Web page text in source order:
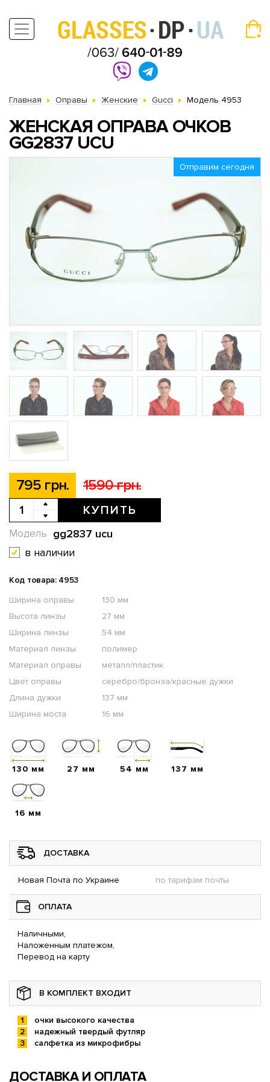
Главная Оправы Женские Gucci Модель 4953
ЖЕНСКАЯ ОПРАВА ОЧКОВ
GG2837 UCU
Отправим сегодня
795 грн. 1590 грн.
КУПИТЬ
gg2837 ucu
Модель
в наличии
Код товара: 4953
Ширина оправы
130 мм
Высота линзы
27 мм
Ширина линзы
54 мм
Материал линзы
полимер
Материал оправы
металл/пластик
Цвет оправы
серебро/бронза/красные дужки
Длина дужки
137 мм
Ширина моста
16 мм
130 мм 27 мм 54 мм 137 мм
16 мм
ДОСТАВКА
Новая Почта по Украине по тарифам почты
ОПЛАТА
Наличными,
Наложенным платежом,
Перевод на карту
В КОМПЛЕКТ ВХОДИТ
очки высокого качества
надежный твердый футляр
салфетка из микрофибры
ДОСТАВКА И ОПЛАТА